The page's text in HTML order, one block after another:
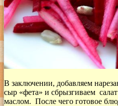
В заключении, добавляем
сыр «фета» и сбрызгиваем
маслом. После чего готовое